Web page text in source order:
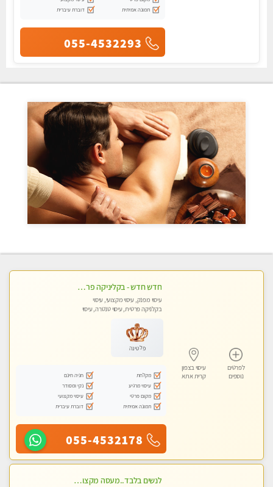
תמונה אמיתית
דוברת עיברית
055-4532293
לפרטים
נוספים
עיסוי בצפון
קרית אתא
חדש חדש - בקליניקה פרטית בחיפה עיסוי לחידוש אנרגיות עיסוי חלומי מומלץ מאוד !
עיסוי מפנק, עיסוי מקצועי, עיסוי
בקלניקה פרטית, עיסוי טנטרה, עיסוי
פלטינה
מקלחת
חניה חינם
עיסוי מרגיע
נקי ומסודר
מקום פרטי
עיסוי מקצועי
תמונה אמיתית
דוברת עיברית
055-4532178
לנשים בלבד..מעסה מקצועי לנשים בלבד